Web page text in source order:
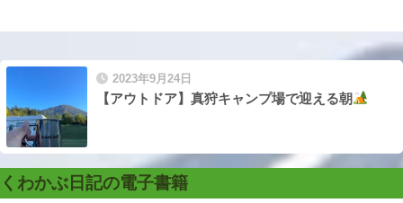
2023年9月24日
【アウトドア】真狩キャンプ場で迎える朝
くわかぶ日記の電子書籍